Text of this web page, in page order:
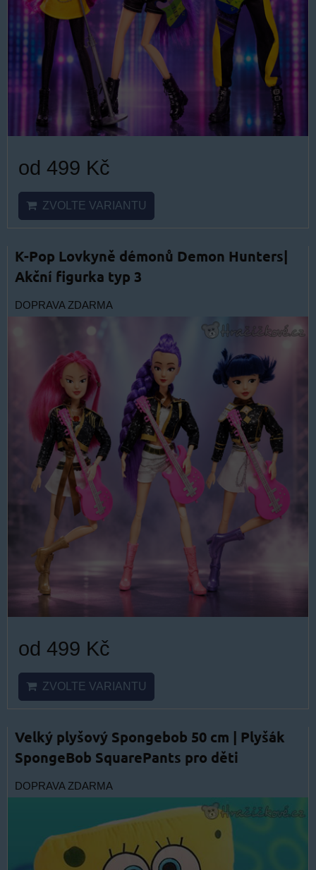
od 499 Kč
ZVOLTE VARIANTU
K-Pop Lovkyně démonů Demon Hunters|
Akční figurka typ 3
DOPRAVA ZDARMA
od 499 Kč
ZVOLTE VARIANTU
Velký plyšový Spongebob 50 cm | Plyšák
SpongeBob SquarePants pro děti
DOPRAVA ZDARMA